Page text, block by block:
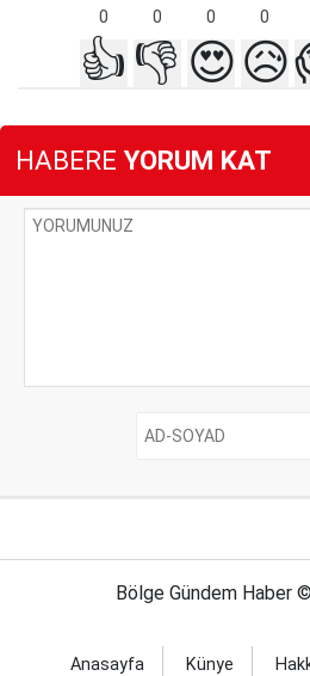
0 0 0 0
👍 👎 😍😥
HABERE YORUM KAT
Bölge Gündem Haber
Anasayfa Künye